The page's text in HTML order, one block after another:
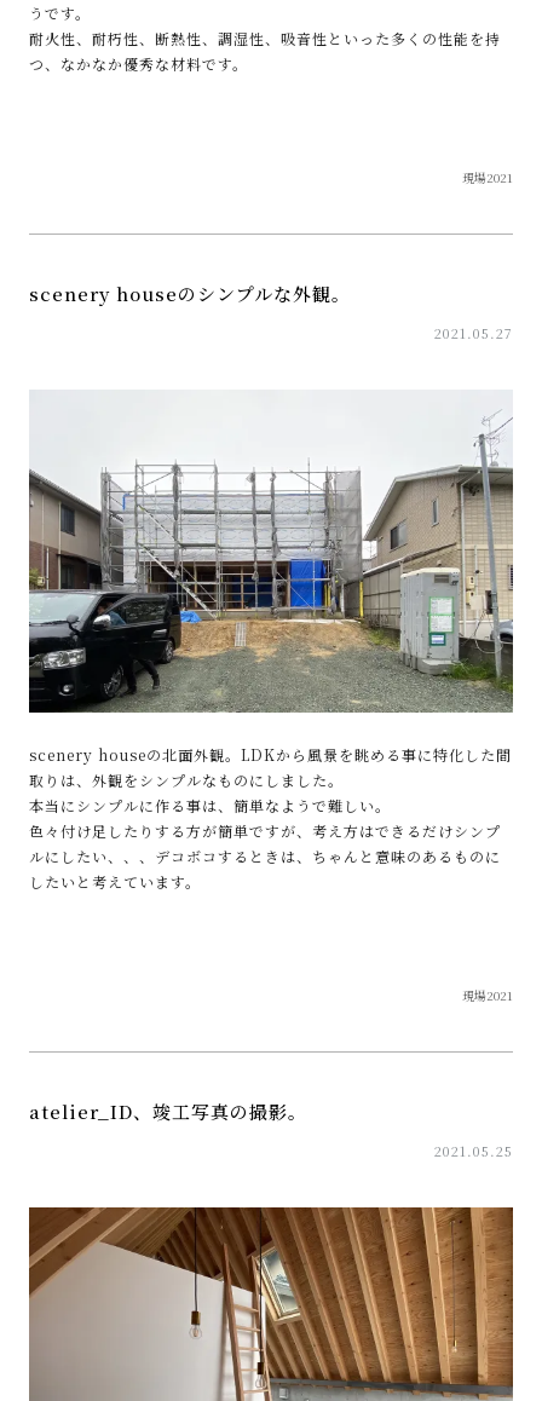
うです。
耐火性、耐朽性、断熱性、調湿性、吸音性といった多くの性能を持
つ、なかなか優秀な材料です。
現場2021
scenery houseのシンプルな外観。
2021.05.27
scenery houseの北面外観。LDKから風景を眺める事に特化した間
取りは、外観をシンプルなものにしました。
本当にシンプルに作る事は、簡単なようで難しい。
色々付け足したりする方が簡単ですが、考え方はできるだけシンプ
ルにしたい、、、デコボコするときは、ちゃんと意味のあるものに
したいと考えています。
現場2021
atelier_ID、竣工写真の撮影。
2021.05.25